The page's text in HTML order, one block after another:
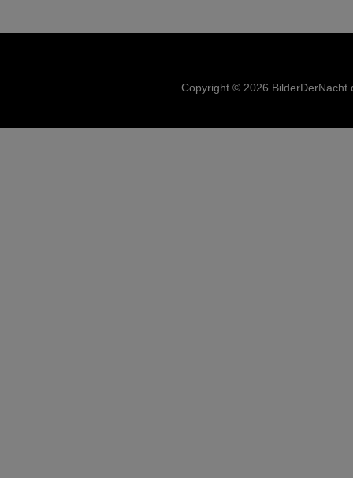
Copyright © 2026